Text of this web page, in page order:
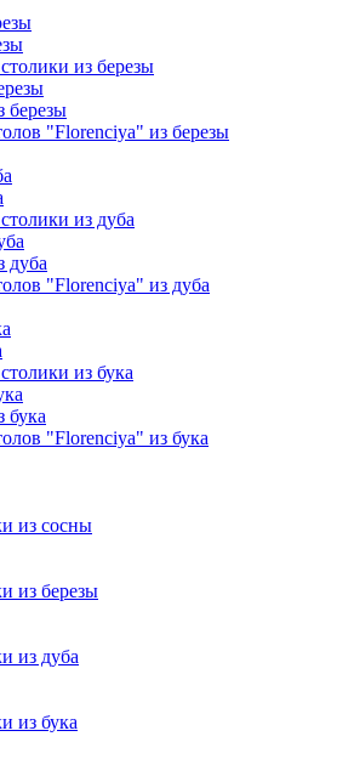
из березы
березы
"Florenciya" из березы
из дуба
дуба
"Florenciya" из дуба
из бука
бука
"Florenciya" из бука
из сосны
из березы
из дуба
из бука